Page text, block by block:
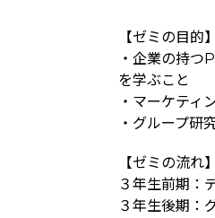
【ゼミの目的】
・企業の持つ
を学ぶこと
・マーケティ
・グループ研
【ゼミの流れ】
３年生前期：
３年生後期：